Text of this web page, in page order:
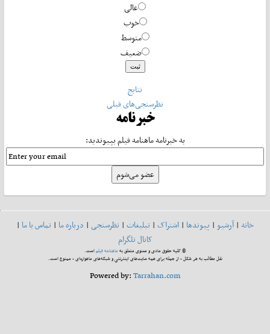
عالی
خوب
متوسط
ضعیف
نتایج
نظرسنجی‌های قبلی
خبرنامه
به خبرنامه ماهنامه فیلم بپیوندید:
خانه|آرشیو| پیوندها| اشتراک| تبلیغات| نظرسنجی| درباره ما| تماس با ما|
کانال تلگرام
© کلیه حقوق مادی و معنوی متعلق بهماهنامه فیلماست.
نقل مطالب به هر شکل - از جمله برای همه سایت‌های اینترنتی و شبکه‌های ماهواره‌ای - ممنوع است.
Powered by:Tarrahan.com